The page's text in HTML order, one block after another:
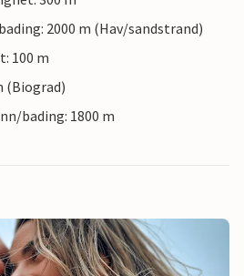
2000 m (Hav/sandstrand)
100 m
(Biograd)
bading: 1800 m